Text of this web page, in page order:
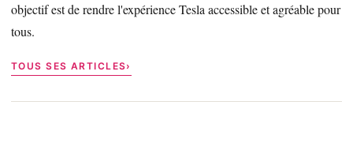
objectif est de rendre l'expérience Tesla accessible et agréable pour
tous.
TOUS SES ARTICLES